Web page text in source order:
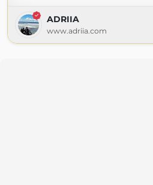
ADRIIA
www.adriia.com